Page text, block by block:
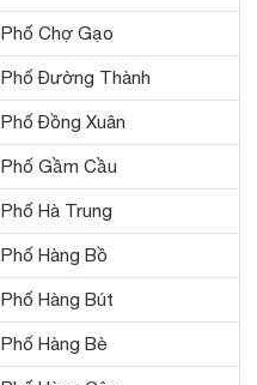
Phố Chợ Gạo
Phố Đường Thành
Phố Đồng Xuân
Phố Gầm Cầu
Phố Hà Trung
Phố Hàng Bồ
Phố Hàng Bút
Phố Hàng Bè